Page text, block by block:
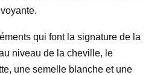
qui font la signature de la
niveau de la cheville, le
une semelle blanche et une